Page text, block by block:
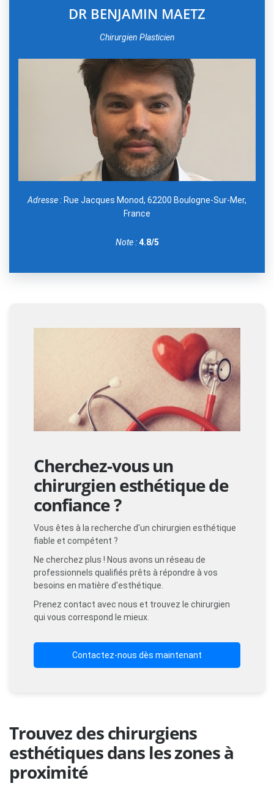
DR BENJAMIN MAETZ
Chirurgien Plasticien
Adresse : Rue Jacques Monod, 62200 Boulogne-Sur-Mer,
France
Note : 4.8/5
Cherchez-vous un
chirurgien esthétique de
confiance ?
Vous êtes à la recherche d'un chirurgien esthétique
fiable et compétent ?
Ne cherchez plus ! Nous avons un réseau de
professionnels qualifiés prêts à répondre à vos
besoins en matière d'esthétique.
Prenez contact avec nous et trouvez le chirurgien
qui vous correspond le mieux.
Contactez-nous dès maintenant
Trouvez des chirurgiens
esthétiques dans les zones à
proximité